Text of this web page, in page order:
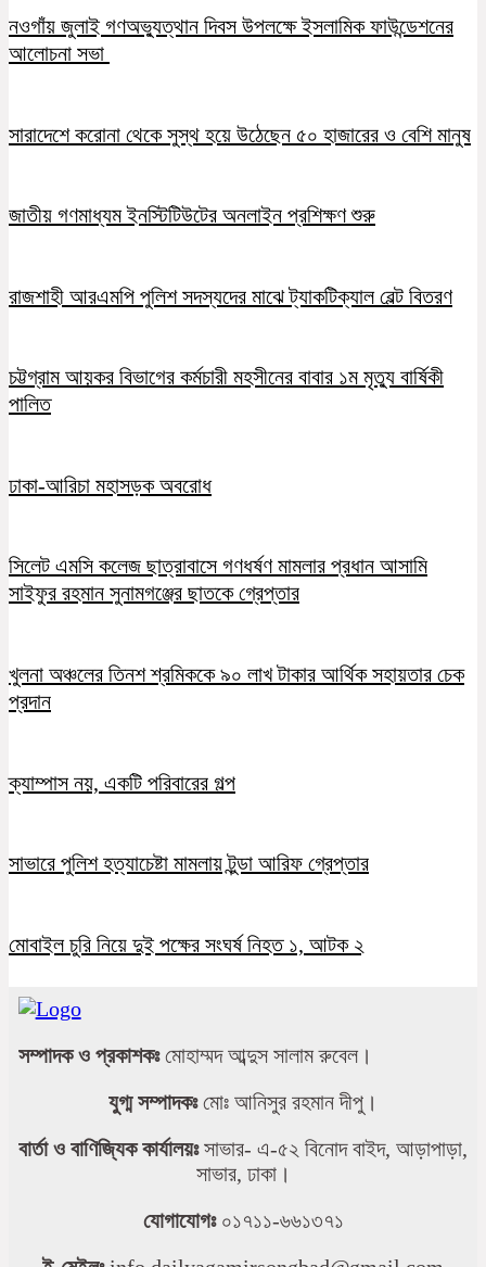
নওগাঁয় জুলাই গণঅভ্যুত্থান দিবস উপলক্ষে ইসলামিক ফাউন্ডেশনের
আলোচনা সভা
সারাদেশে করোনা থেকে সুস্থ হয়ে উঠেছেন ৫০ হাজারের ও বেশি মানুষ
জাতীয় গণমাধ্যম ইনস্টিটিউটের অনলাইন প্রশিক্ষণ শুরু
রাজশাহী আরএমপি পুলিশ সদস্যদের মাঝে ট্যাকটিক্যাল বেল্ট বিতরণ
চট্টগ্রাম আয়কর বিভাগের কর্মচারী মহসীনের বাবার ১ম মৃত্যু বার্ষিকী
পালিত
ঢাকা-আরিচা মহাসড়ক অবরোধ
সিলেট এমসি কলেজ ছাত্রাবাসে গণধর্ষণ মামলার প্রধান আসামি
সাইফুর রহমান সুনামগঞ্জের ছাতকে গ্রেপ্তার
খুলনা অঞ্চলের তিনশ শ্রমিককে ৯০ লাখ টাকার আর্থিক সহায়তার চেক
প্রদান
ক্যাম্পাস নয়, একটি পরিবারের গল্প
সাভারে পুলিশ হত্যাচেষ্টা মামলায় টুন্ডা আরিফ গ্রেপ্তার
মোবাইল চুরি নিয়ে দুই পক্ষের সংঘর্ষ নিহত ১, আটক ২
সম্পাদক ও প্রকাশকঃমোহাম্মদ আব্দুস সালাম রুবেল।
যুগ্ম সম্পাদকঃমোঃ আনিসুর রহমান দীপু।
বার্তা ও বাণিজ্যিক কার্যালয়ঃসাভার- এ-৫২ বিনোদ বাইদ, আড়াপাড়া,
সাভার, ঢাকা।
যোগাযোগঃ০১৭১১-৬৬১৩৭১